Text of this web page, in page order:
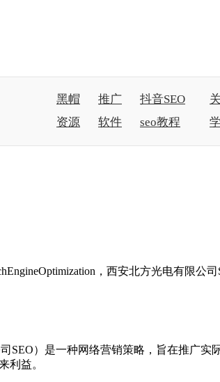
黑帽 推广 抖音SEO
资源
软件 seo教程
，西安北方光电有限公
SEO）是一种网络营销策略，旨在推广
利益。